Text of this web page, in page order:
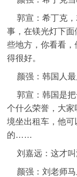
郭宣：希丁克，
事，在镁光灯下
些地方，你看看
得很好。
颜强：韩国人最
郭宣：韩国是把
个什么荣誉，大
境坐出租车，他可
的……
刘嘉远：这才叫
颜强：刘老师马